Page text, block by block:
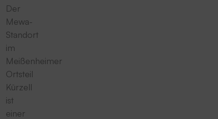
Der
Mewa-
Standort
im
Meißenheimer
Ortsteil
Kürzell
ist
einer